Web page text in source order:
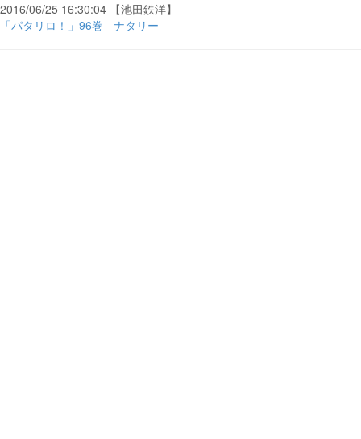
2016/06/25 16:30:04 【池田鉄洋】
「パタリロ！」96巻 - ナタリー